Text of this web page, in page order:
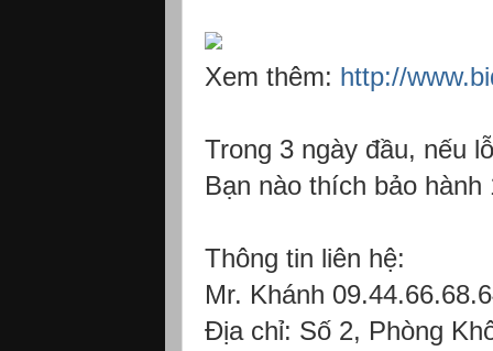
Xem thêm: http://
Trong 3 ngày đầu, nếu
Bạn nào thích bảo
Thông tin liên hệ:
Mr. Khánh
Địa chỉ: Số 2, Phòng